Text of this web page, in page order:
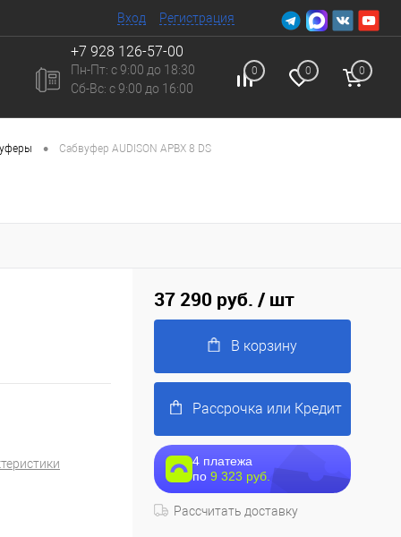
Вход Регистрация
+7 928 126-57-00
Пн-Пт: с 9:00 до 18:30
Сб-Вc: с 9:00 до 16:00
0 0 0
• Сабвуфер AUDISON APBX 8 DS
37 290 руб. / шт
В корзину
Рассрочка или Кредит
4 платежа
по 9 323 руб.
Рассчитать доставку